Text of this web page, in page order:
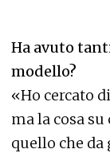
Ha avuto
modello?
«Ho cercato
ma la cosa
quello che